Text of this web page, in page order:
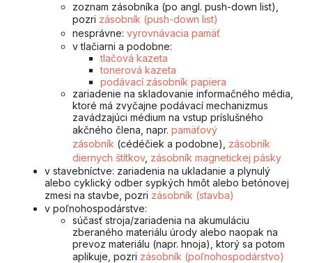
zoznam zásobníka (po angl. push-down list),
pozri zásobník (push-down list)
nesprávne: vyrovnávacia pamäť
v tlačiarni a podobne:
tlačová kazeta
tonerová kazeta
podávací zásobník papiera
zariadenie na skladovanie informačného média,
ktoré má zvyčajne podávací mechanizmus
zavádzajúci médium na vstup príslušného
akčného člena, napr. pamäťový
zásobník (cédéčiek a podobne),
zásobník
diernych štítkov, zásobník magnetickej pásky
v stavebníctve: zariadenia na ukladanie a plynulý
alebo cyklický odber sypkých hmôt alebo betónovej
zmesi na stavbe, pozri zásobník (stavba)
v poľnohospodárstve:
súčasť stroja/zariadenia na akumuláciu
zberaného materiálu úrody alebo naopak na
prevoz materiálu (napr. hnoja), ktorý sa potom
aplikuje, pozri zásobník (poľnohospodárstvo)